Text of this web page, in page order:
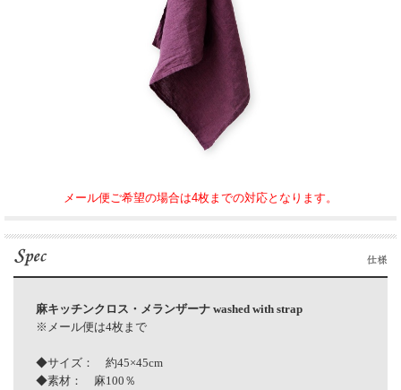
メール便ご希望の場合は4枚までの対応となります。
麻キッチンクロス・メランザーナ washed with strap
※メール便は4枚まで
◆サイズ： 約45×45cm
◆素材： 麻100％